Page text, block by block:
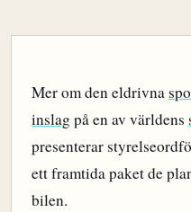
Mer om den eldrivna
inslag på en av världens
presenterar
ett framtida paket de
bilen.